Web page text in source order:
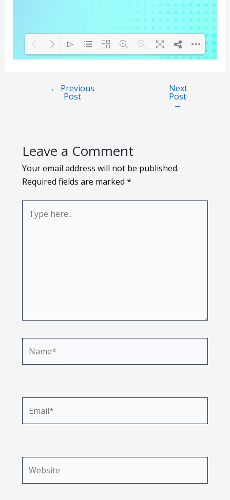
← Previous
Post
Next
Post
→
Leave a Comment
Your email address will not be published.
Required fields are marked *
here..